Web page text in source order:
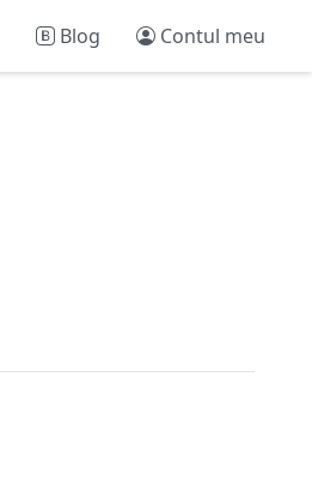
Blog Contul meu